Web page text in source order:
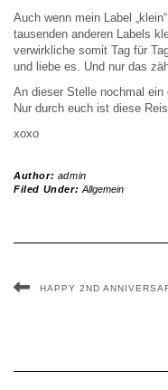
Auch wenn mein Label
tausenden anderen Labels
verwirkliche somit Tag für
und liebe es. Und nur das
An dieser Stelle nochmal ein
Nur durch euch ist diese
xoxo
Author: admin
Filed Under: Allgemein
HAPPY 2ND